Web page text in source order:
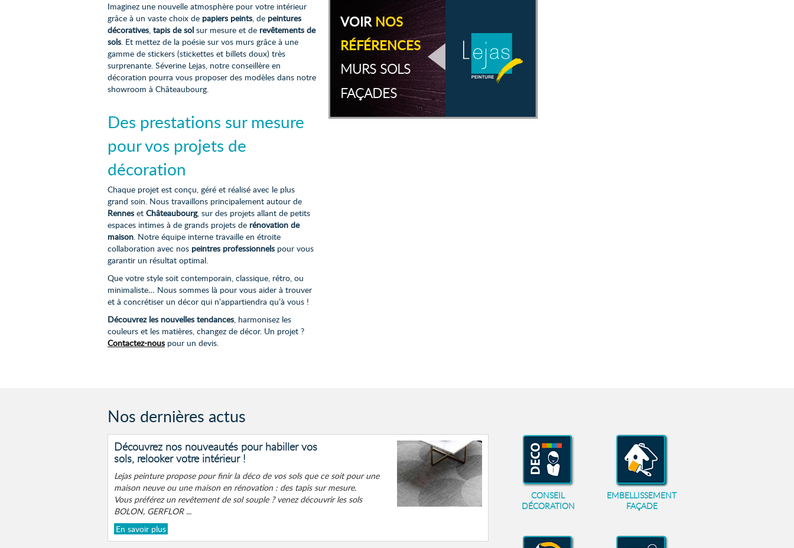
Imaginez une nouvelle atmosphère pour votre intérieur
grâce à un vaste choix de papiers peints, de peintures
décoratives, tapis de sol sur mesure et de revêtements de
sols. Et mettez de la poésie sur vos murs grâce à une
gamme de stickers (stickettes et billets doux) très
surprenante. Séverine Lejas, notre conseillère en
décoration pourra vous proposer des modèles dans notre
showroom à Châteaubourg.
Des prestations sur mesure
pour vos projets de
décoration
Chaque projet est conçu, géré et réalisé avec le plus
grand soin. Nous travaillons principalement autour de
Rennes et Châteaubourg, sur des projets allant de petits
espaces intimes à de grands projets de rénovation de
maison. Notre équipe interne travaille en étroite
collaboration avec nos peintres professionnels pour vous
garantir un résultat optimal.
Que votre style soit contemporain, classique, rétro, ou
minimaliste… Nous sommes là pour vous aider à trouver
et à concrétiser un décor qui n’appartiendra qu’à vous !
Découvrez les nouvelles tendances, harmonisez les
couleurs et les matières, changez de décor. Un projet ?
Contactez-nous pour un devis.
VOIR NOS
RÉFÉRENCES
MURS SOLS
FAÇADES
Nos dernières actus
Découvrez nos nouveautés pour habiller vos
sols, relooker votre intérieur !
Lejas peinture propose pour finir la déco de vos sols que ce soit pour une
maison neuve ou une maison en rénovation : des tapis sur mesure.
Vous préférez un revêtement de sol souple ? venez découvrir les sols
BOLON, GERFLOR ...
En savoir plus
CONSEIL
DÉCORATION
EMBELLISSEMENT
FAÇADE